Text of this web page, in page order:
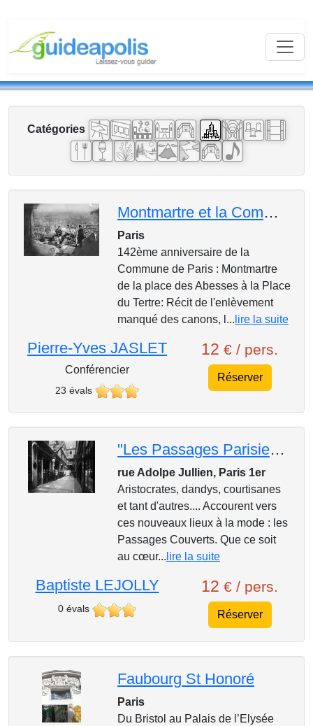
Catégories
Montmartre et la Commune de Paris
Paris
142ème anniversaire de la
Commune de Paris : Montmartre
de la place des Abesses à la Place
du Tertre: Récit de l'enlèvement
manqué des canons, l... lire la suite
Pierre-Yves JASLET
Conférencier
23 évals
12 € / pers.
Réserver
"Les Passages Parisiens, restons à couverts"
rue Adolpe Jullien, Paris 1er
Aristocrates, dandys, courtisanes
et tant d'autres.... Accourent vers
ces nouveaux lieux à la mode : les
Passages Couverts. Que ce soit
au cœur... lire la suite
Baptiste LEJOLLY
0 évals
12 € / pers.
Réserver
Faubourg St Honoré
Paris
Du Bristol au Palais de l’Elysée